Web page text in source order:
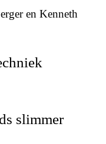
en Kenneth
slimmer